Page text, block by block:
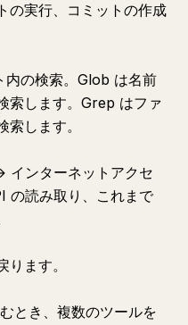
の実行、コミットの作成
の検索。Glob は名前
索します。Grep はファ
します。
インターネットアクセ
の読み取り、これまで
ます。
とき、複数のツールを